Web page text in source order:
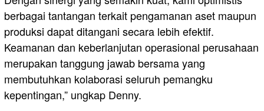
berbagai tantangan terkait pengamanan aset maupun
produksi dapat ditangani secara lebih efektif.
Keamanan dan keberlanjutan operasional perusahaan
merupakan tanggung jawab bersama yang
membutuhkan kolaborasi seluruh pemangku
kepentingan,” ungkap Denny.